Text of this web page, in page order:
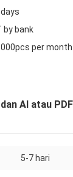
by bank
per
AI atau
5-7 hari